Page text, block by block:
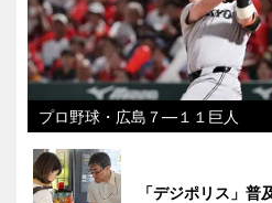
プロ野球・広島７―１１巨人
「デジポリス」普